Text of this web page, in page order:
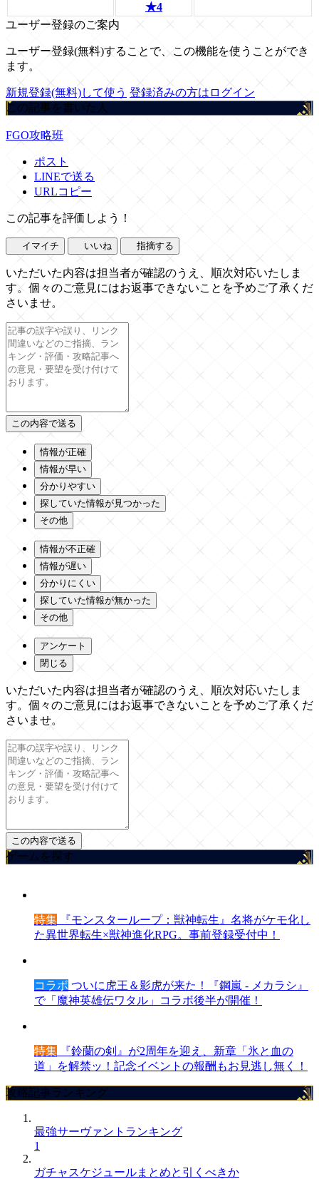
★4
ユーザー登録のご案内
ユーザー登録(無料)することで、この機能を使うことができ
ます。
新規登録(無料)して使う 登録済みの方はログイン
この記事を書いた人
FGO攻略班
ポスト
LINEで送る
URLコピー
この記事を評価しよう！
イマイチ いいね 指摘する
いただいた内容は担当者が確認のうえ、順次対応いたしま
す。個々のご意見にはお返事できないことを予めご了承くだ
さいませ。
情報が正確
情報が早い
分かりやすい
探していた情報が見つかった
その他
情報が不正確
情報が遅い
分かりにくい
探していた情報が無かった
その他
アンケート
閉じる
いただいた内容は担当者が確認のうえ、順次対応いたしま
す。個々のご意見にはお返事できないことを予めご了承くだ
さいませ。
ゲームを探す
特集 『モンスターループ：獣神転生』名将がケモ化し
た異世界転生×獣神進化RPG。事前登録受付中！
コラボ ついに虎王＆影虎が来た！『鋼嵐 - メカラシ』
で「魔神英雄伝ワタル」コラボ後半が開催！
特集 『鈴蘭の剣』が2周年を迎え、新章「氷と血の
道」を解禁ッ！記念イベントの報酬もお見逃し無く！
攻略記事ランキング
最強サーヴァントランキング
1
ガチャスケジュールまとめと引くべきか